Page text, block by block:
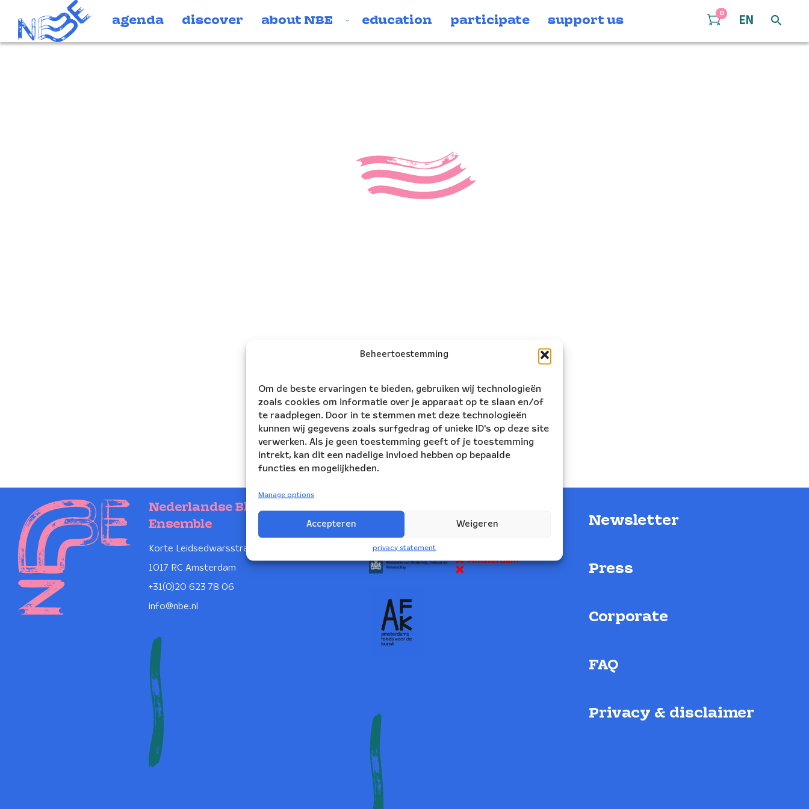
Beheertoestemming
Om de beste ervaringen te bieden, gebruiken wij technologieën
zoals cookies om informatie over je apparaat op te slaan en/of
te raadplegen. Door in te stemmen met deze technologieën
kunnen wij gegevens zoals surfgedrag of unieke ID's op deze site
verwerken. Als je geen toestemming geeft of je toestemming
intrekt, kan dit een nadelige invloed hebben op bepaalde
functies en mogelijkheden.
Manage options
Accepteren Weigeren
privacy statement
agenda discover about NBE education participate support us
0
EN
Nederlandse Blazers
Ensemble
Korte Leidsedwarsstraat 12
1017 RC Amsterdam
+31(0)20 623 78 06
info@nbe.nl
NBE is supported by:
Newsletter
Press
Corporate
FAQ
Privacy & disclaimer